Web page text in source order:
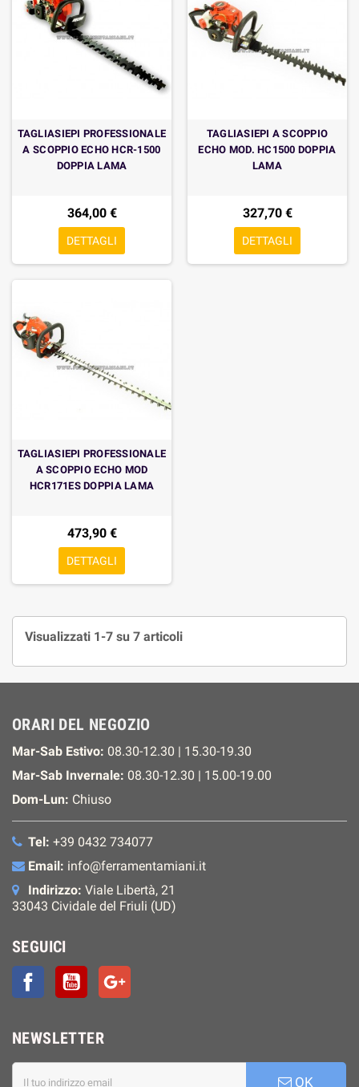
TAGLIASIEPI PROFESSIONALE
A SCOPPIO ECHO HCR-1500
DOPPIA LAMA
364,00 €
DETTAGLI
TAGLIASIEPI A SCOPPIO
ECHO MOD. HC1500 DOPPIA
LAMA
327,70 €
DETTAGLI
TAGLIASIEPI PROFESSIONALE
A SCOPPIO ECHO MOD
HCR171ES DOPPIA LAMA
473,90 €
DETTAGLI
Visualizzati 1-7 su 7 articoli
ORARI DEL NEGOZIO
Mar-Sab Estivo: 08.30-12.30 | 15.30-19.30
Mar-Sab Invernale: 08.30-12.30 | 15.00-19.00
Dom-Lun: Chiuso
Tel: +39 0432 734077
Email: info@ferramentamiani.it
Indirizzo: Viale Libertà, 21
33043 Cividale del Friuli (UD)
SEGUICI
FacebookYouTube
NEWSLETTER
OK